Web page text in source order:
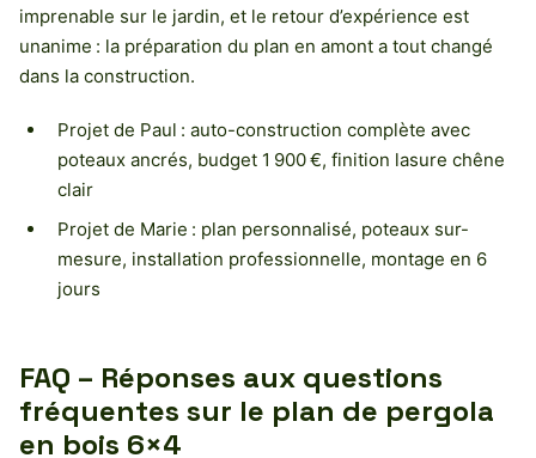
imprenable sur le jardin, et le retour d’expérience est
unanime : la préparation du plan en amont a tout changé
dans la construction.
Projet de Paul : auto-construction complète avec
poteaux ancrés, budget 1 900 €, finition lasure chêne
clair
Projet de Marie : plan personnalisé, poteaux sur-
mesure, installation professionnelle, montage en 6
jours
FAQ – Réponses aux questions
fréquentes sur le plan de pergola
en bois 6×4